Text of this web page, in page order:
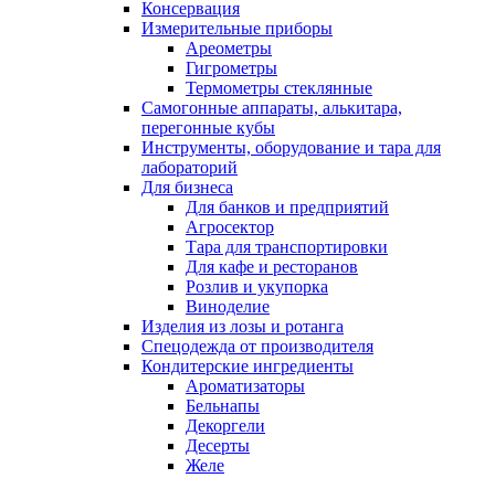
Консервация
Измерительные приборы
Ареометры
Гигрометры
Термометры стеклянные
Самогонные аппараты, алькитара,
перегонные кубы
Инструменты, оборудование и тара для
лабораторий
Для бизнеса
Для банков и предприятий
Агросектор
Тара для транспортировки
Для кафе и ресторанов
Розлив и укупорка
Виноделие
Изделия из лозы и ротанга
Спецодежда от производителя
Кондитерские ингредиенты
Ароматизаторы
Бельнапы
Декоргели
Десерты
Желe